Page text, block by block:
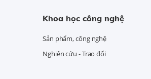
Khoa học công nghệ
Sản phẩm, công nghệ
Nghiên cứu - Trao đổi